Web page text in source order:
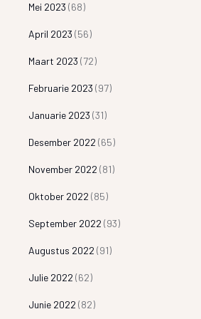
Mei 2023 (68)
April 2023 (56)
Maart 2023 (72)
Februarie 2023 (97)
Januarie 2023 (31)
Desember 2022 (65)
November 2022 (81)
Oktober 2022 (85)
September 2022 (93)
Augustus 2022 (91)
Julie 2022 (62)
Junie 2022 (82)